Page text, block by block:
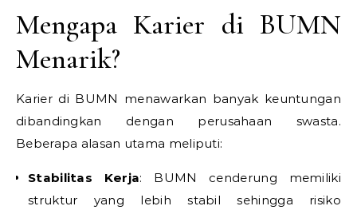
Mengapa Karier di BUMN
Menarik?
Karier di BUMN menawarkan banyak keuntungan
dibandingkan dengan perusahaan swasta.
Beberapa alasan utama meliputi:
Stabilitas Kerja: BUMN cenderung memiliki
struktur yang lebih stabil sehingga risiko